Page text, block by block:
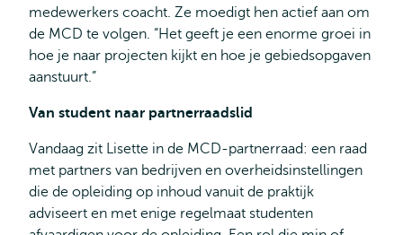
medewerkers coacht. Ze moedigt hen actief aan om
de MCD te volgen. “Het geeft je een enorme groei in
hoe je naar projecten kijkt en hoe je gebiedsopgaven
aanstuurt.”
Van student naar partnerraadslid
Vandaag zit Lisette in de MCD-partnerraad: een raad
met partners van bedrijven en overheidsinstellingen
die de opleiding op inhoud vanuit de praktijk
adviseert en met enige regelmaat studenten